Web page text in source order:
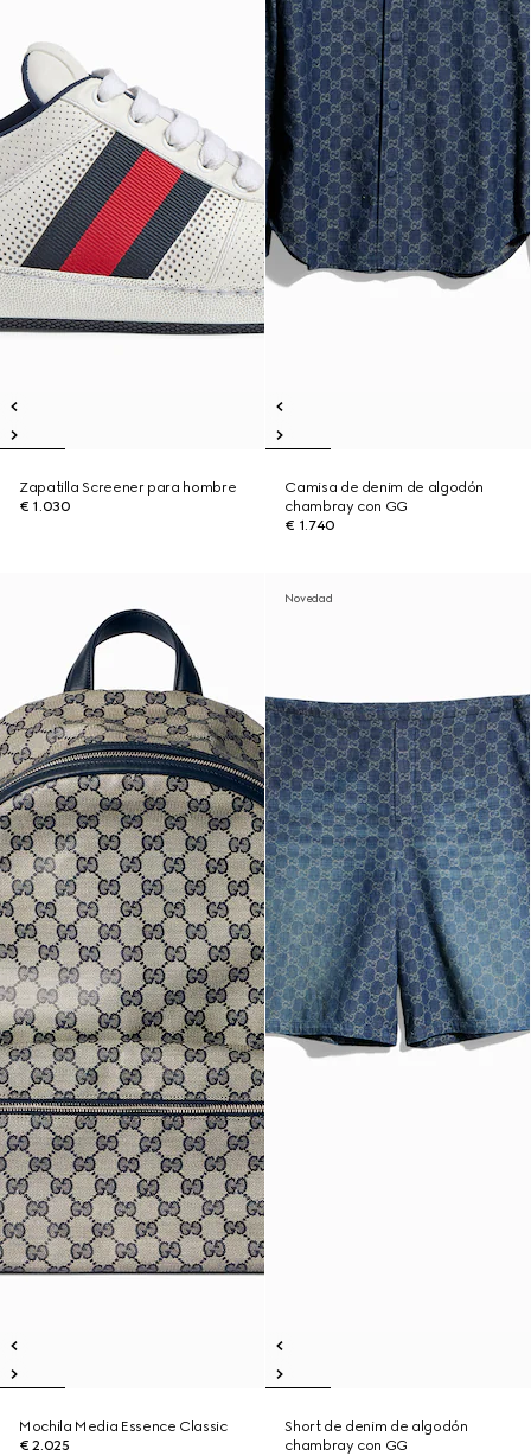
Zapatilla Screener para hombre
€ 1.030
Camisa de denim de algodón
chambray con GG
€ 1.740
Mochila Media Essence Classic
€ 2.025
Novedad
Short de denim de algodón
chambray con GG